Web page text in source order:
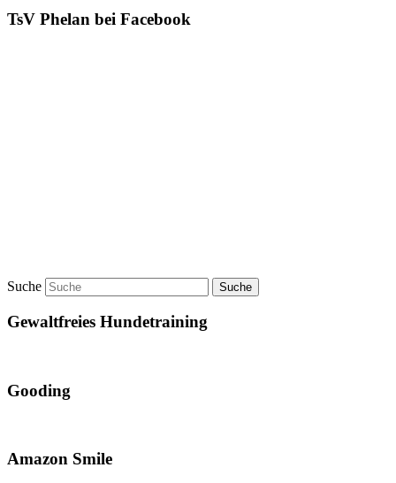
TsV Phelan bei Facebook
Suche
Gewaltfreies Hundetraining
Gooding
Amazon Smile